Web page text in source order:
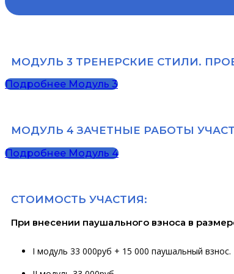
МОДУЛЬ 3 ТРЕНЕРСКИЕ СТИЛИ.
Подробнее Модуль 3
МОДУЛЬ 4 ЗАЧЕТНЫЕ РАБОТЫ
Подробнее Модуль 4
СТОИМОСТЬ УЧАСТИЯ:
При внесении паушального взноса в
I модуль 33 000руб + 15 000 паушальный взнос.